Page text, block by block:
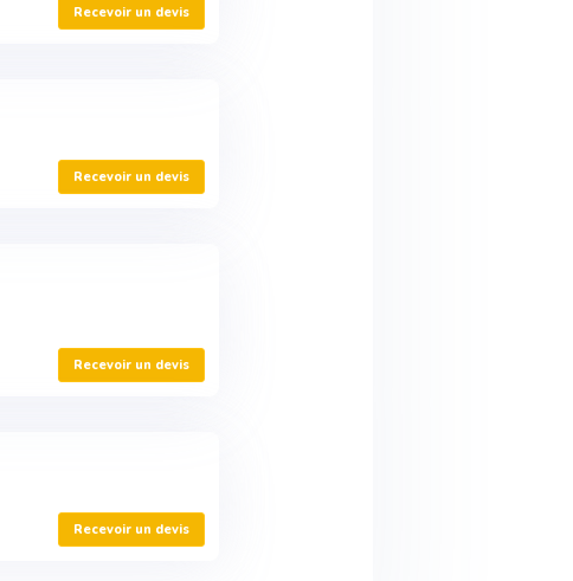
Recevoir un devis
Recevoir un devis
Recevoir un devis
Recevoir un devis